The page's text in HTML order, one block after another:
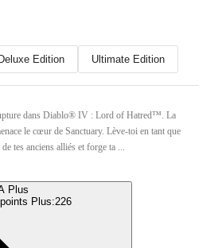
Deluxe Edition Ultimate Edition
dans Diablo® IV : Lord of Hatred™. La
le cœur de Sanctuary. Lève-toi en tant que
tes anciens alliés et forge ta ...
Plus
Plus:226